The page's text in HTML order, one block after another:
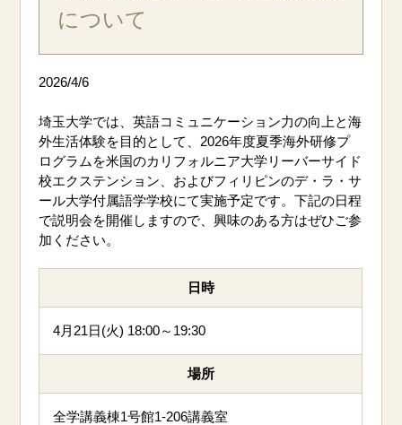
について
2026/4/6
埼玉大学では、英語コミュニケーション力の向上と海
外生活体験を目的として、2026年度夏季海外研修プ
ログラムを米国のカリフォルニア大学リーバーサイド
校エクステンション、およびフィリピンのデ・ラ・サ
ール大学付属語学学校にて実施予定です。下記の日程
で説明会を開催しますので、興味のある方はぜひご参
加ください。
日時
4月21日(火) 18:00～19:30
場所
全学講義棟1号館1-206講義室